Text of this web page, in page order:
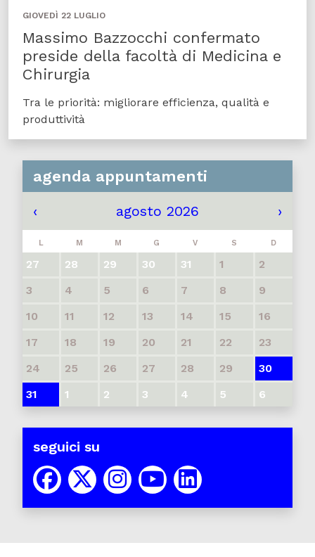
GIOVEDÌ 22 LUGLIO
Massimo Bazzocchi confermato
preside della facoltà di Medicina e
Chirurgia
Tra le priorità: migliorare efficienza, qualità e
produttività
agenda appuntamenti
‹ agosto 2026 ›
L M M G V S D
27 28 29 30 31 1
2
3
4 5 6 7 8
9
10
11 12 13 14 15
16
17
18 19 20 21 22
23
24
25 26 27 28 29
30
31
1 2 3 4 5 6
seguici su